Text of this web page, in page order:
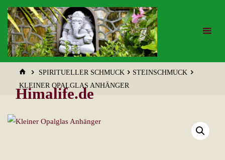
Zum
Inhalt
springen
Himalife.de
START
SPIRITUELLER SCHMUCK
STEINSCHMUCK
KLEINER OPALGLAS ANHÄNGER